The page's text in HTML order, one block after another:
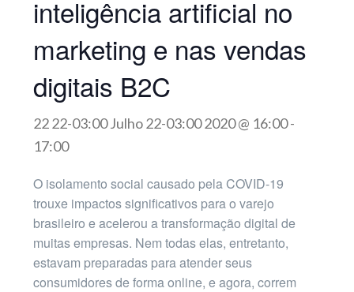
inteligência artificial no
marketing e nas vendas
digitais B2C
22 22-03:00 Julho 22-03:00 2020 @ 16:00-
17:00
O isolamento social causado pela COVID-19
trouxe impactos significativos para o varejo
brasileiro e acelerou a transformação digital de
muitas empresas. Nem todas elas, entretanto,
estavam preparadas para atender seus
consumidores de forma online, e agora, correm